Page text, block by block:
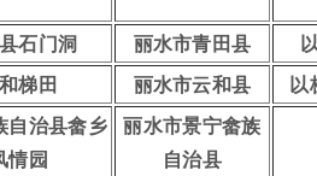
石门洞
丽水市青田县
梯田
丽水市云和县
以
自治县畲乡
情园
丽水市景宁畲族
自治县